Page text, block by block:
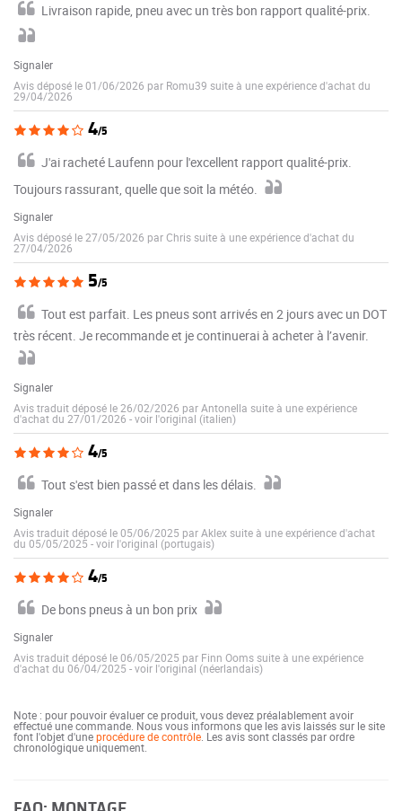
Livraison rapide, pneu avec un très bon rapport qualité-prix.
Signaler
Avis déposé le 01/06/2026 par Romu39 suite à une expérience d'achat du
29/04/2026
4/5
J'ai racheté Laufenn pour l'excellent rapport qualité-prix.
Toujours rassurant, quelle que soit la météo.
Signaler
Avis déposé le 27/05/2026 par Chris suite à une expérience d'achat du
27/04/2026
5/5
Tout est parfait. Les pneus sont arrivés en 2 jours avec un DOT
très récent. Je recommande et je continuerai à acheter à l’avenir.
Signaler
Avis traduit déposé le 26/02/2026 par Antonella suite à une expérience
d'achat du 27/01/2026 -voir l'original (italien)
4/5
Tout s'est bien passé et dans les délais.
Signaler
Avis traduit déposé le 05/06/2025 par Aklex suite à une expérience d'achat
du 05/05/2025 -voir l'original (portugais)
4/5
De bons pneus à un bon prix
Signaler
Avis traduit déposé le 06/05/2025 par Finn Ooms suite à une expérience
d'achat du 06/04/2025 -voir l'original (néerlandais)
Note : pour pouvoir évaluer ce produit, vous devez préalablement avoir
effectué une commande. Nous vous informons que les avis laissés sur le site
font l'objet d'uneprocédure de contrôle . Les avis sont classés par ordre
chronologique uniquement.